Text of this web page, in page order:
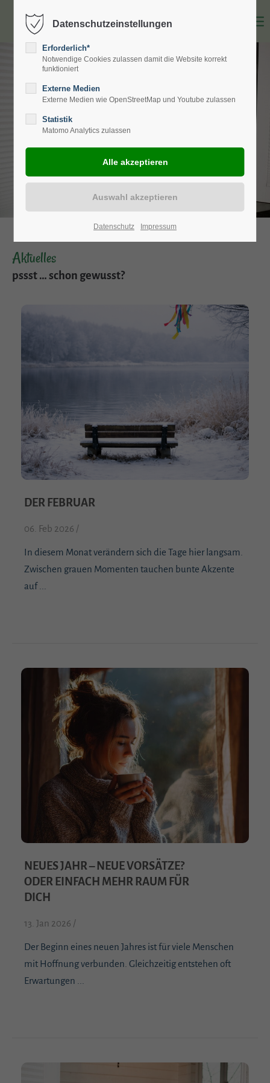
Aktuelles
pssst … schon gewusst?
DER FEBRUAR
06. Feb 2026 /
In diesem Monat verändern sich die Tage hier langsam.
Zwischen grauen Momenten tauchen bunte Akzente
auf ...
NEUES JAHR – NEUE VORSÄTZE?
ODER EINFACH MEHR RAUM FÜR
DICH
13. Jan 2026 /
Der Beginn eines neuen Jahres ist für viele Menschen
mit Hoffnung verbunden. Gleichzeitig entstehen oft
Erwartungen ...
Datenschutzeinstellungen
Erforderlich*
Notwendige Cookies zulassen damit die Website korrekt
funktioniert
Externe Medien
Externe Medien wie OpenStreetMap und Youtube zulassen
Statistik
Matomo Analytics zulassen
Datenschutz Impressum